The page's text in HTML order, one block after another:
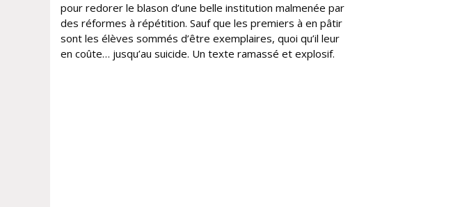
pour redorer le blason d’une belle institution malmenée par
des réformes à répétition. Sauf que les premiers à en pâtir
sont les élèves sommés d’être exemplaires, quoi qu’il leur
en coûte… jusqu’au suicide. Un texte ramassé et explosif.